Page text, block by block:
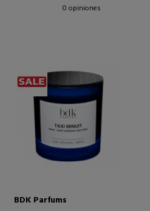
0 opiniones
BDK Parfums